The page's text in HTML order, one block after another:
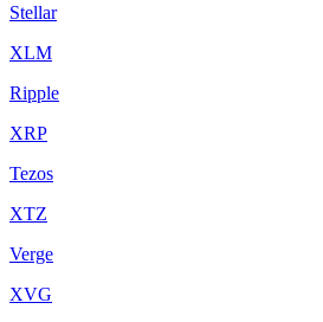
Stellar
XLM
Ripple
XRP
Tezos
XTZ
Verge
XVG